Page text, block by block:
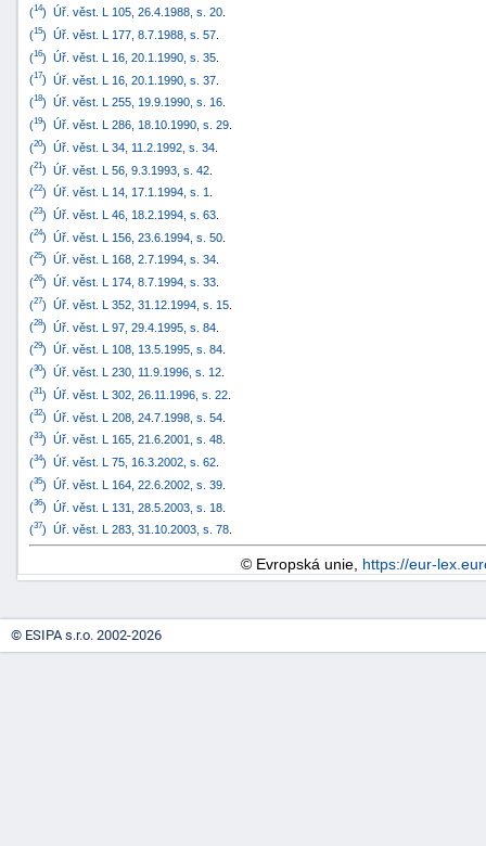
(14) Úř. věst. L 105, 26.4.1988, s. 20
(15) Úř. věst. L 177, 8.7.1988, s. 57
(16) Úř. věst. L 16, 20.1.1990, s. 35
(17) Úř. věst. L 16, 20.1.1990, s. 37
(18) Úř. věst. L 255, 19.9.1990, s. 16
(19) Úř. věst. L 286, 18.10.1990, s. 29
(20) Úř. věst. L 34, 11.2.1992, s. 34
(21) Úř. věst. L 56, 9.3.1993, s. 42
(22) Úř. věst. L 14, 17.1.1994, s. 1
(23) Úř. věst. L 46, 18.2.1994, s. 63
(24) Úř. věst. L 156, 23.6.1994, s. 50
(25) Úř. věst. L 168, 2.7.1994, s. 34
(26) Úř. věst. L 174, 8.7.1994, s. 33
(27) Úř. věst. L 352, 31.12.1994, s. 15
(28) Úř. věst. L 97, 29.4.1995, s. 84
(29) Úř. věst. L 108, 13.5.1995, s. 84
(30) Úř. věst. L 230, 11.9.1996, s. 12
(31) Úř. věst. L 302, 26.11.1996, s. 22
(32) Úř. věst. L 208, 24.7.1998, s. 54
(33) Úř. věst. L 165, 21.6.2001, s. 48
(34) Úř. věst. L 75, 16.3.2002, s. 62
(35) Úř. věst. L 164, 22.6.2002, s. 39
(36) Úř. věst. L 131, 28.5.2003, s. 18
(37) Úř. věst. L 283, 31.10.2003, s. 78
© Evropská unie, https://eur-
© ESIPA s.r.o. 2002-2026